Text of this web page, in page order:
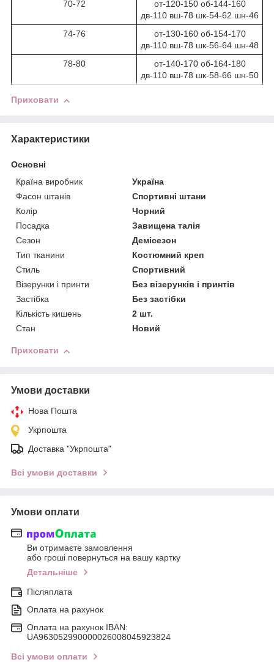
70-72
от-120-150 об-144-160
дв-110 вш-78 шк-54-62 шн-46
74-76
от-130-160 об-154-170
дв-110 вш-78 шк-56-64 шн-48
78-80
от-140-170 об-164-180
дв-110 вш-78 шк-58-66 шн-50
Приховати
Характеристики
Основні
Країна виробник
Україна
Фасон штанів
Спортивні штани
Колір
Чорний
Посадка
Завищена талія
Сезон
Демісезон
Тип тканини
Костюмний креп
Стиль
Спортивний
Візерунки і принти
Без візерунків і принтів
Застібка
Без застібки
Кількість кишень
2 шт.
Стан
Новий
Приховати
Умови доставки
Нова Пошта
Укрпошта
Доставка "Укрпошта"
Всі умови доставки
Умови оплати
Ви отримаєте замовлення
або гроші повернуться на вашу картку
Детальніше
Післяплата
Оплата на рахунок
Оплата на рахунок IBAN:
UA963052990000026008045923824
Всі умови оплати